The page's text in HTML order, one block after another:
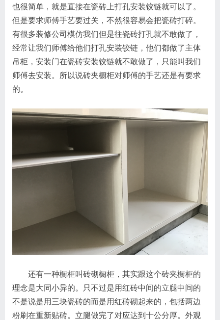
也很简单，就是直接在瓷砖上打孔安装铰链就可以了。
但是要求师傅手艺要过关，不然很容易会把瓷砖打碎。
有很多装修公司模仿我们但是往瓷砖打孔就不敢做了，
经常让我们师傅给他们打孔安装铰链，他们都做了主体
吊柜，安装门在瓷砖安装铰链就不敢做了，只能叫我们
师傅去安装。所以说砖夹橱柜对师傅的手艺还是有要求
的。
还有一种橱柜叫砖砌橱柜，其实跟这个砖夹橱柜的
理念是大同小异的。只不过是用红砖中间的立腿中间的
不是说是用三块瓷砖的而是用红砖砌起来的，包括两边
粉刷在重新贴砖。立腿做完了对应达到十公分厚。外观